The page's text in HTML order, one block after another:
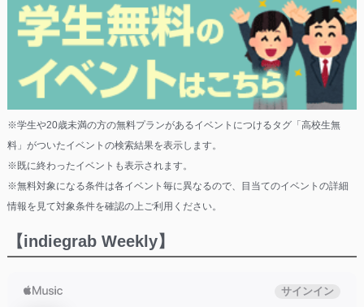
※学生や20歳未満の方の無料プランがあるイベントにつけるタグ「高校生無
料」がついたイベントの検索結果を表示します。
※既に終わったイベントも表示されます。
※無料対象になる条件は各イベント毎に異なるので、目当てのイベントの詳細
情報を見て対象条件を確認の上ご利用ください。
【indiegrab Weekly】